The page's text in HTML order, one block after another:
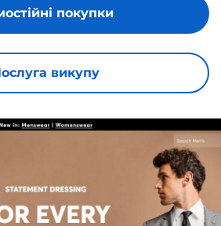
викупу
покупки